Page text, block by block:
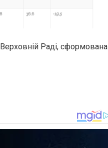
Раді, сформована